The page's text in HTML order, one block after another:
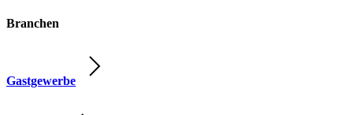
Branchen
Gastgewerbe